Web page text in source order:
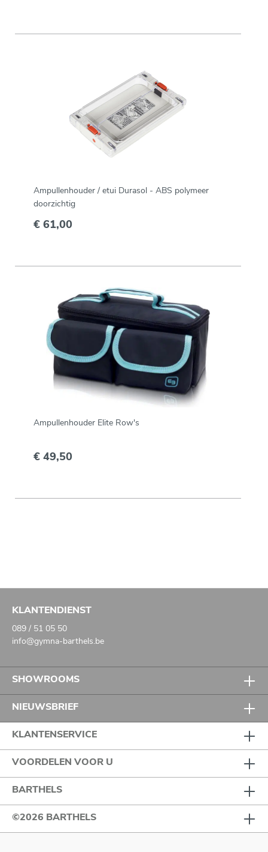
Ampullenhouder / etui Durasol - ABS polymeer
doorzichtig
€ 61,00
Ampullenhouder Elite Row's
€ 49,50
KLANTENDIENST
089 / 51 05 50
info@gymna-barthels.be
SHOWROOMS
NIEUWSBRIEF
KLANTENSERVICE
VOORDELEN VOOR U
BARTHELS
©2026 BARTHELS